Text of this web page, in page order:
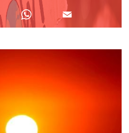
Facebook (opens in a new
a with Linkedin
Compartir a with
Compartir